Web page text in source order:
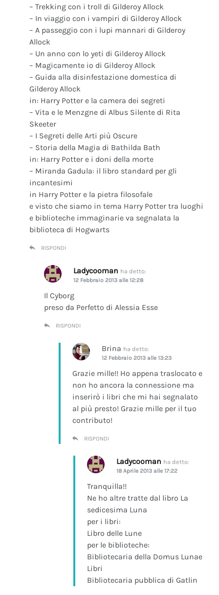
– Trekking con i troll di Gilderoy Allock
– In viaggio con i vampiri di Gilderoy Allock
– A passeggio con i lupi mannari di Gilderoy
Allock
– Un anno con lo yeti di Gilderoy Allock
– Magicamente io di Gilderoy Allock
– Guida alla disinfestazione domestica di
Gilderoy Allock
in: Harry Potter e la camera dei segreti
– Vita e le Menzgne di Albus Silente di Rita
Skeeter
– I Segreti delle Arti più Oscure
– Storia della Magia di Bathilda Bath
in: Harry Potter e i doni della morte
– Miranda Gadula: il libro standard per gli
incantesimi
in Harry Potter e la pietra filosofale
e visto che siamo in tema Harry Potter tra luoghi
e biblioteche immaginarie va segnalata la
biblioteca di Hogwarts
RISPONDI
Ladycooman ha detto:
12 Febbraio 2013 alle 12:28
Il Cyborg
preso da Perfetto di Alessia Esse
RISPONDI
Brina ha detto:
12 Febbraio 2013 alle 13:23
Grazie mille!! Ho appena traslocato e
non ho ancora la connessione ma
inserirò i libri che mi hai segnalato
al più presto! Grazie mille per il tuo
contributo!
RISPONDI
Ladycooman ha detto:
18 Aprile 2013 alle 17:22
Tranquilla!!
Ne ho altre tratte dal libro La
sedicesima Luna
per i libri:
Libro delle Lune
per le biblioteche:
Bibliotecaria della Domus Lunae
Libri
Bibliotecaria pubblica di Gatlin